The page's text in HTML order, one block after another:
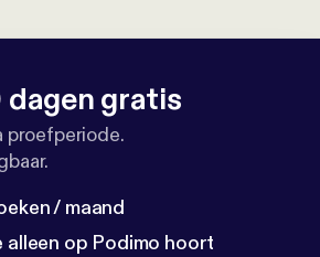
dagen gratis
proefperiode.
/ maand
alleen op Podimo hoort